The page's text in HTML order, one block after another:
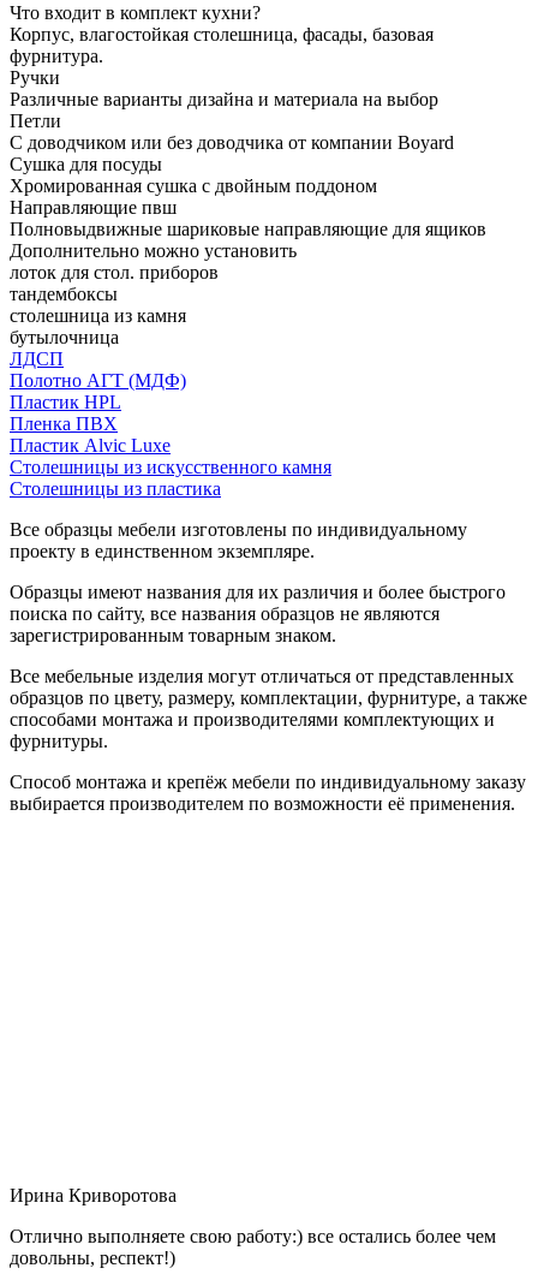
Что входит в комплект кухни?
Корпус, влагостойкая столешница, фасады, базовая
фурнитура.
Ручки
Различные варианты дизайна и материала на выбор
Петли
С доводчиком или без доводчика от компании Boyard
Сушка для посуды
Хромированная сушка с двойным поддоном
Направляющие пвш
Полновыдвижные шариковые направляющие для ящиков
Дополнительно можно установить
лоток для стол. приборов
тандембоксы
столешница из камня
бутылочница
ЛДСП
Полотно АГТ (МДФ)
Пластик HPL
Пленка ПВХ
Пластик Alvic Luxe
Столешницы из искусственного камня
Столешницы из пластика
Все образцы мебели изготовлены по индивидуальному
проекту в единственном экземпляре.
Образцы имеют названия для их различия и более быстрого
поиска по сайту, все названия образцов не являются
зарегистрированным товарным знаком.
Все мебельные изделия могут отличаться от представленных
образцов по цвету, размеру, комплектации, фурнитуре, а также
способами монтажа и производителями комплектующих и
фурнитуры.
Способ монтажа и крепёж мебели по индивидуальному заказу
выбирается производителем по возможности её применения.
Ирина Криворотова
Отлично выполняете свою работу:) все остались более чем
довольны, респект!)